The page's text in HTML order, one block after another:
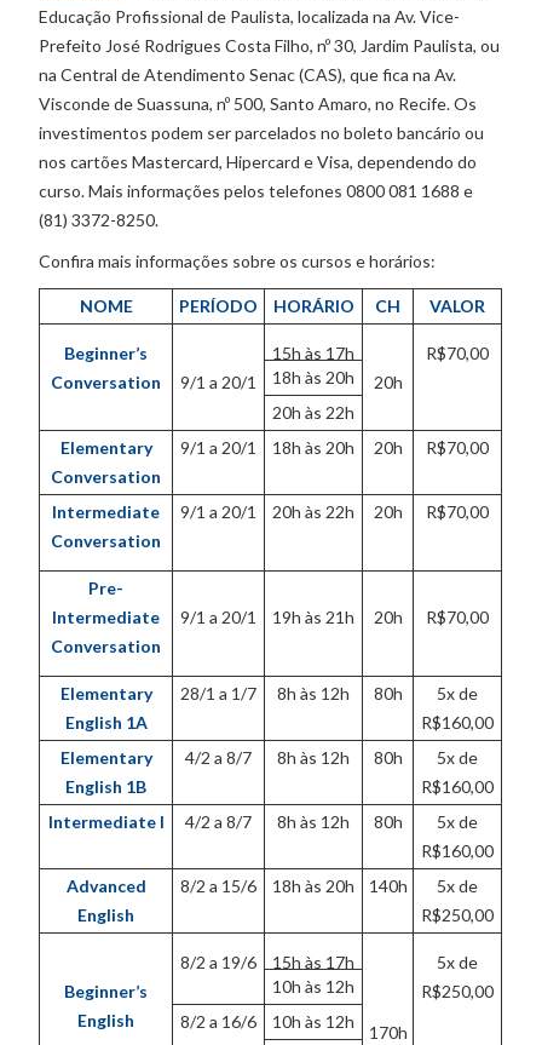
Educação Profissional de Paulista, localizada na Av. Vice-
Prefeito José Rodrigues Costa Filho, nº 30, Jardim Paulista, ou
na Central de Atendimento Senac (CAS), que fica na Av.
Visconde de Suassuna, nº 500, Santo Amaro, no Recife. Os
investimentos podem ser parcelados no boleto bancário ou
nos cartões Mastercard, Hipercard e Visa, dependendo do
curso. Mais informações pelos telefones 0800 081 1688 e
(81) 3372-8250.
Confira mais informações sobre os cursos e horários:
NOME PERÍODO HORÁRIO CH VALOR
Beginner’s
Conversation
9/1 a 20/1
15h às 17h
20h
R$70,00
18h às 20h
20h às 22h
Elementary
Conversation
9/1 a 20/1 18h às 20h 20h R$70,00
Intermediate
Conversation
9/1 a 20/1 20h às 22h 20h R$70,00
Pre-
Intermediate
Conversation
9/1 a 20/1 19h às 21h 20h R$70,00
Elementary
English 1A
28/1 a 1/7 8h às 12h 80h
5x de
R$160,00
Elementary
English 1B
4/2 a 8/7 8h às 12h 80h
5x de
R$160,00
Intermediate I
4/2 a 8/7 8h às 12h 80h
5x de
R$160,00
Advanced
English
8/2 a 15/6 18h às 20h 140h
5x de
R$250,00
Beginner’s
English
8/2 a 19/6 15h às 17h
170h
5x de
R$250,00
10h às 12h
8/2 a 16/6
10h às 12h